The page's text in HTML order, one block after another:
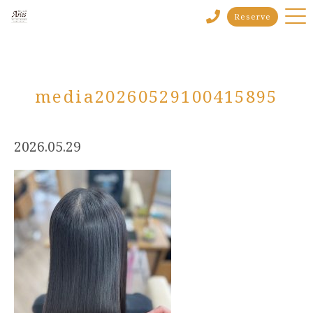
Reserve
media20260529100415895
2026.05.29